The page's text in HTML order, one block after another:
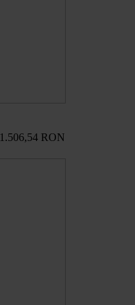
1.506,54 RON